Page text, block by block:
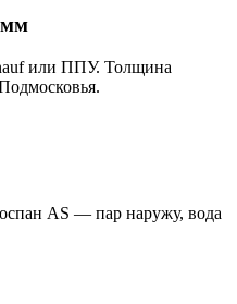
мм
или ППУ. Толщина
AS — пар наружу, вода